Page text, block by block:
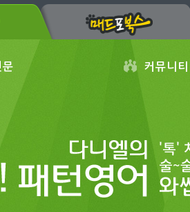
문 커뮤니티